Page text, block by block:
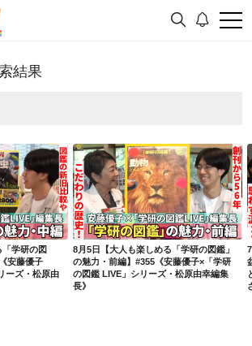
結果
8月12日【大人も楽しめる「学研の図鑑」の魅力・中編】#360《安藤優子×「学研の図鑑 LIVE」シリーズ・松原由幸編集長》
学研の図
安藤優子
ーズ・松原由
8月5日【大人も楽しめる「学研の図鑑」の魅力・前編】#355《安藤優子×「学研の図鑑 LIVE」シリーズ・松原由幸編集長》
8月5日【大人も楽しめる「学研の図鑑」
の魅力・前編】#355《安藤優子×「学研
の図鑑 LIVE」シリーズ・松原由幸編集
長》